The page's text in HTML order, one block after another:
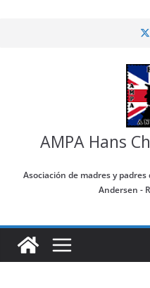
AMPA Hans
Asociación de madres y
Andersen -